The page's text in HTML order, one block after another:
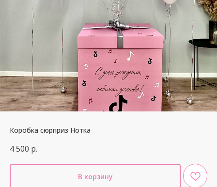
Коробка сюрприз Нотка
4 500 р.
В корзину